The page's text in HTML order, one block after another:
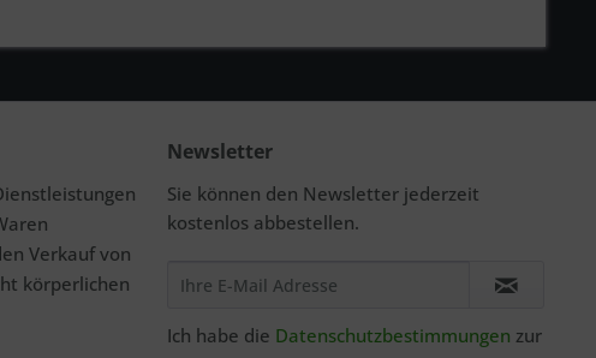
Verkauf von
körperlichen
Newsletter
Sie können den Newsletter jederzeit
kostenlos abbestellen.
Ich habe die Datenschutzbestimmungen zur